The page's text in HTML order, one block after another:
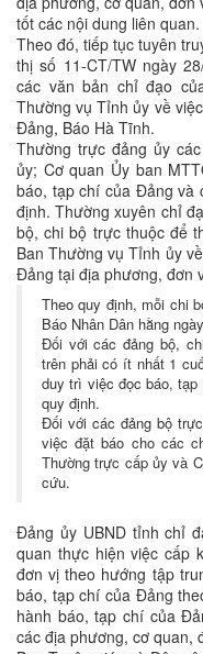
tốt các nội dung liên quan.
Theo đó, tiếp tục tuyên
thị số 11-CT/TW ngày
các văn bản chỉ đạo
Thường vụ Tỉnh ủy về
Đảng, Báo Hà Tĩnh.
Thường trực đảng ủy
ủy; Cơ quan Ủy ban
báo, tạp chí của Đảng và
định. Thường xuyên chỉ
bộ, chi bộ trực thuộc để
Ban Thường vụ Tỉnh ủy
Đảng tại địa phương, đơn
Theo quy định, mỗi chi
Báo Nhân Dân hằng
Đối với các đảng bộ,
trên phải có ít nhất 1
duy trì việc đọc báo,
quy định.
Đối với các đảng bộ
việc đặt báo cho các
Thường trực cấp ủy và
cứu.
Đảng ủy UBND tỉnh chỉ
quan thực hiện việc cấp
đơn vị theo hướng tập
báo, tạp chí của Đảng
hành báo, tạp chí của
các địa phương, cơ quan,